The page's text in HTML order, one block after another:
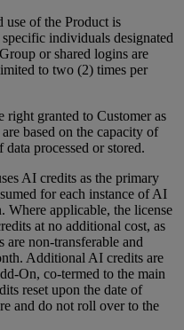
use of the Product is
individuals designated
or shared logins are
to two (2) times per
right granted to Customer as
based on the capacity of
data processed or stored.
AI credits as the primary
for each instance of AI
Where applicable, the license
at no additional cost, as
are non-transferable and
Additional AI credits are
On, co-termed to the main
reset upon the date of
and do not roll over to the